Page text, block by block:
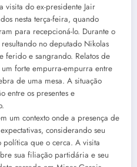
visita do ex-presidente Jair
nesta terça-feira, quando
para recepcioná-lo. Durante o
no deputado Nikolas
ferido e sangrando. Relatos de
forte empurra-empurra entre
de uma mesa. A situação
entre os presentes e
um contexto onde a presença de
considerando seu
política que o cerca. A visita
sua filiação partidária e seu